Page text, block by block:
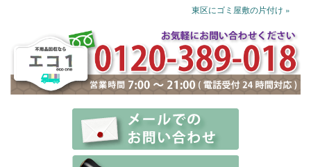
東区にゴミ屋敷の片付け »